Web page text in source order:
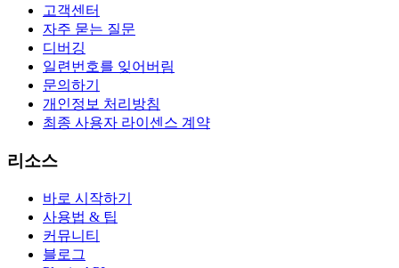
고객센터
자주 묻는 질문
디버깅
일련번호를 잊어버림
문의하기
개인정보 처리방침
최종 사용자 라이센스 계약
리소스
바로 시작하기
사용법 & 팁
커뮤니티
블로그